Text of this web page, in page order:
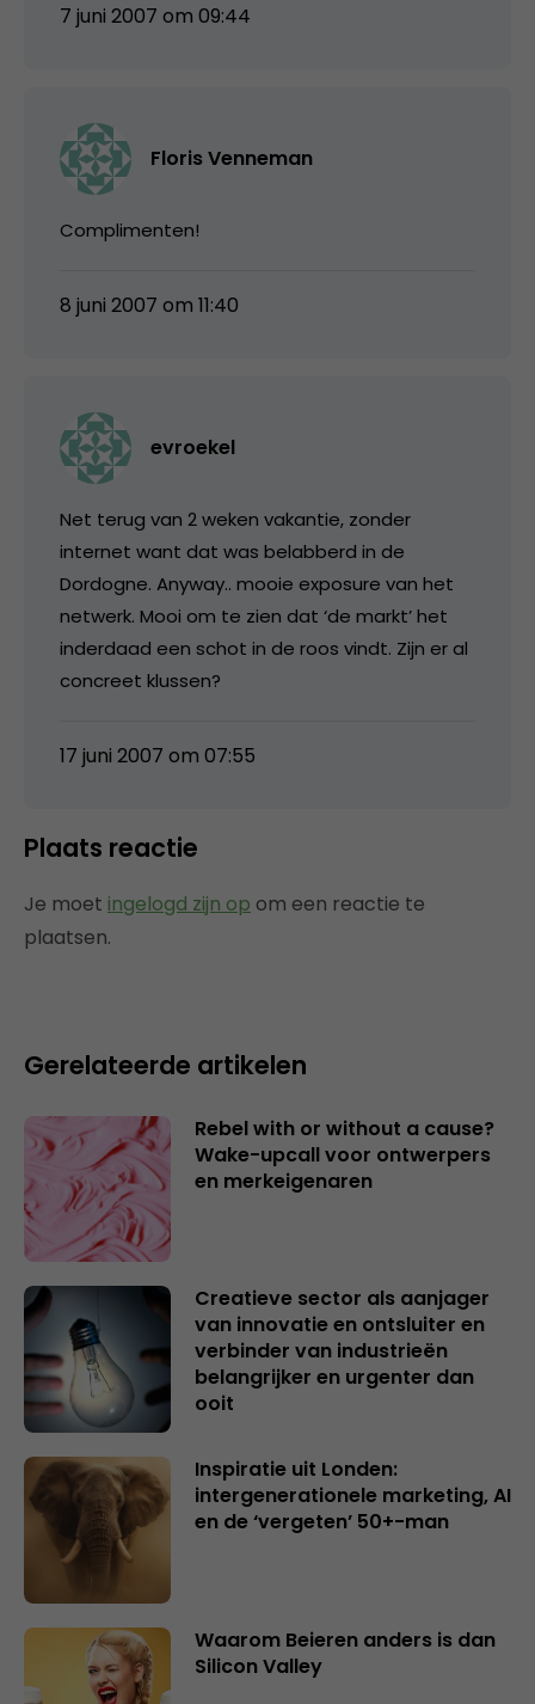
7 juni 2007 om 09:44
Floris Venneman
Complimenten!
8 juni 2007 om 11:40
evroekel
Net terug van 2 weken vakantie, zonder
internet want dat was belabberd in de
Dordogne. Anyway.. mooie exposure van het
netwerk. Mooi om te zien dat ‘de markt’ het
inderdaad een schot in de roos vindt. Zijn er al
concreet klussen?
17 juni 2007 om 07:55
Plaats reactie
Je moet ingelogd zijn op om een reactie te
plaatsen.
Gerelateerde artikelen
Rebel with or without a cause?
Wake-upcall voor ontwerpers
en merkeigenaren
Creatieve sector als aanjager
van innovatie en ontsluiter en
verbinder van industrieën
belangrijker en urgenter dan
ooit
Inspiratie uit Londen:
intergenerationele marketing, AI
en de ‘vergeten’ 50+-man
Waarom Beieren anders is dan
Silicon Valley